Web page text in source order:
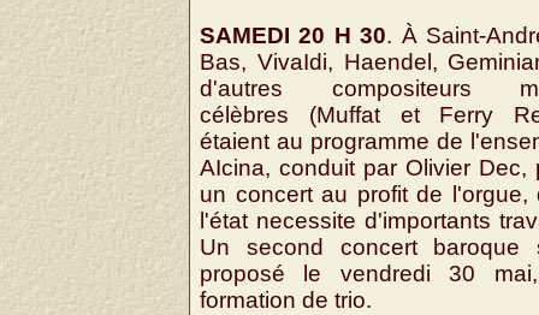
SAMEDI 20 H 30. À Saint-
Bas, VivaIdi, Haendel,
d'autres compositeurs
célèbres (Muffat et Ferry
étaient au programme de
AIcina, conduit par Olivier Dec,
un concert au profit de l'orgue,
l'état necessite d'importants
Un second concert baroque
proposé le vendredi 30
formation de trio.